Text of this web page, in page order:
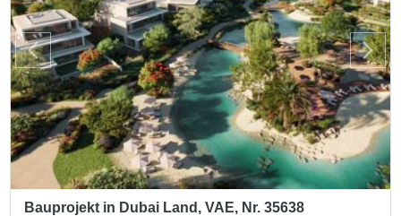
Bauprojekt in Dubai Land, VAE, Nr. 35638